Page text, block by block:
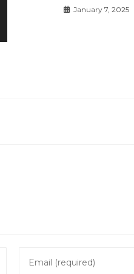
January 7, 2025
your